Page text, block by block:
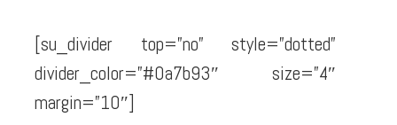
[su_divider top=”no” style=”dotted”
divider_color=”#0a7b93″ size=”4″
margin=”10″]